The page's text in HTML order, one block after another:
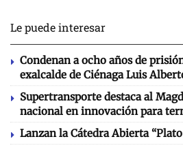
Le puede interesar
Condenan a ocho años de
exalcalde de Ciénaga Luis
Supertransporte destaca al
nacional en innovación para
Lanzan la Cátedra Abierta